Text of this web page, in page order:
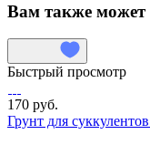
Вам также может
Быстрый просмотр
170 руб.
Грунт для